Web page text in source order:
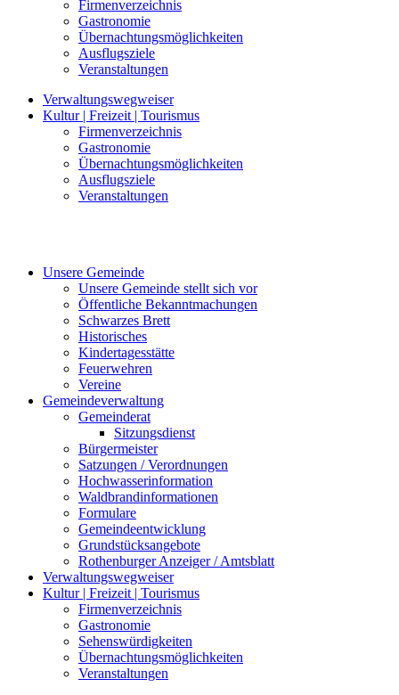
Firmenverzeichnis
Gastronomie
Übernachtungsmöglichkeiten
Ausflugsziele
Veranstaltungen
Verwaltungswegweiser
Kultur | Freizeit | Tourismus
Firmenverzeichnis
Gastronomie
Übernachtungsmöglichkeiten
Ausflugsziele
Veranstaltungen
Unsere Gemeinde
Unsere Gemeinde stellt sich vor
Öffentliche Bekanntmachungen
Schwarzes Brett
Historisches
Kindertagesstätte
Feuerwehren
Vereine
Gemeindeverwaltung
Gemeinderat
Sitzungsdienst
Bürgermeister
Satzungen / Verordnungen
Hochwasserinformation
Waldbrandinformationen
Formulare
Gemeindeentwicklung
Grundstücksangebote
Rothenburger Anzeiger / Amtsblatt
Verwaltungswegweiser
Kultur | Freizeit | Tourismus
Firmenverzeichnis
Gastronomie
Sehenswürdigkeiten
Übernachtungsmöglichkeiten
Veranstaltungen